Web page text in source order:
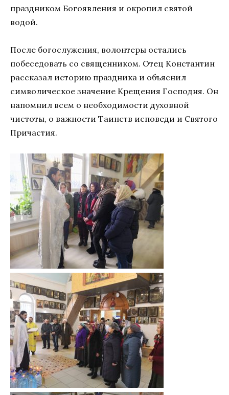
праздником Богоявления и окропил святой
водой.
После богослужения, волонтеры остались
побеседовать со священником. Отец Константин
рассказал историю праздника и объяснил
символическое значение Крещения Господня. Он
напомнил всем о необходимости духовной
чистоты, о важности Таинств исповеди и Святого
Причастия.